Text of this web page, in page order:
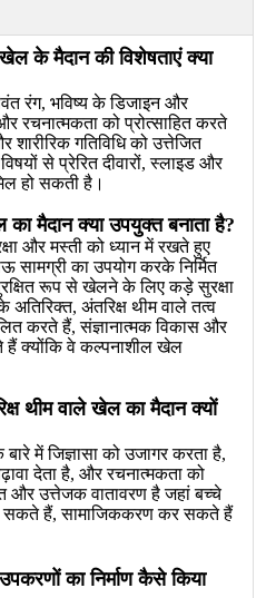
के मैदान की विशेषताएं क्या
रंग, भविष्य के डिजाइन और
रचनात्मकता को प्रोत्साहित करते
गतिविधि को उत्तेजित
से प्रेरित दीवारों, स्लाइड और
हो सकती है।
मैदान क्या उपयुक्त बनाता है?
और मस्ती को ध्यान में रखते हुए
सामग्री का उपयोग करके निर्मित
रूप से खेलने के लिए कड़े सुरक्षा
अंतरिक्ष थीम वाले तत्व
करते हैं, संज्ञानात्मक विकास और
हैं क्योंकि वे कल्पनाशील खेल
थीम वाले खेल का मैदान क्यों
में जिज्ञासा को उजागर करता है,
देता है, और रचनात्मकता को
और उत्तेजक वातावरण है जहां बच्चे
सकते हैं, सामाजिककरण कर सकते हैं
का निर्माण कैसे किया